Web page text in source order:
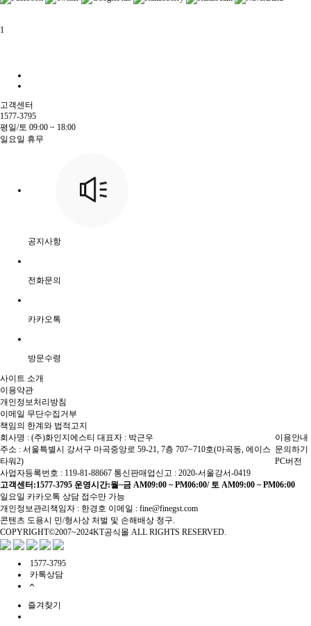
1
고객센터
1577-3795
평일/토 09:00 ~ 18:00
일요일 휴무
공지사항
전화문의
카카오톡
방문수령
사이트 소개
이용약관
개인정보처리방침
이메일 무단수집거부
책임의 한계와 법적고지
이용안내
문의하기
PC버전
회사명 : (주)화인지에스티 대표자 : 박근우
주소 : 서울특별시 강서구 마곡중앙로 59-21, 7층 707~710호(마곡동, 에이스
타워2)
사업자등록번호 : 119-81-88667 통신판매업신고 : 2020-서울강서-0419
고객센터:1577-3795 운영시간:월~금 AM09:00 ~ PM06:00/ 토 AM09:00 ~ PM06:00
일요일 카카오톡 상담 접수만 가능
개인정보관리책임자 : 한경호 이메일 : fine@finegst.com
콘텐츠 도용시 민/형사상 처벌 및 손해배상 청구.
COPYRIGHT©2007~2024KT공식몰 ALL RIGHTS RESERVED.
1577-3795
카톡상담
즐겨찾기